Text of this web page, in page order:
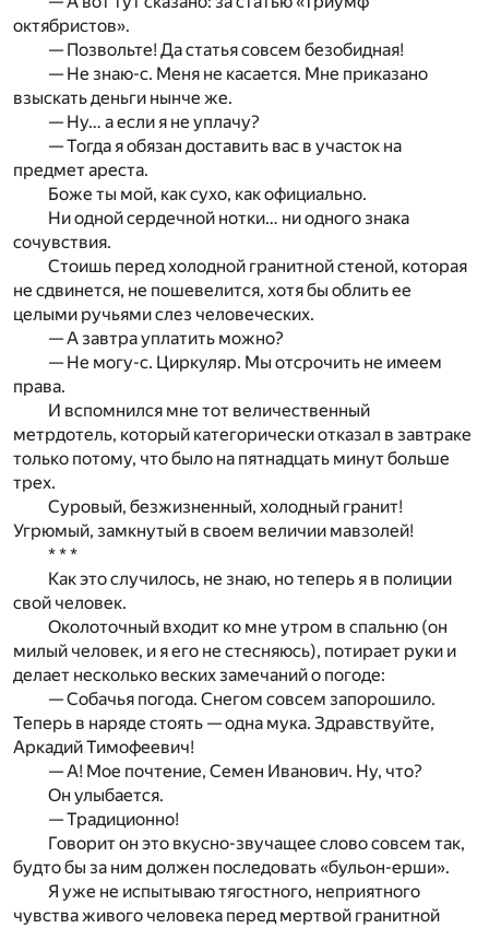
октябристов».
— Позвольте! Да статья совсем безобидная!
— Не знаю-с. Меня не касается. Мне приказано
взыскать деньги нынче же.
— Ну… а если я не уплачу?
— Тогда я обязан доставить вас в участок на
предмет ареста.
Боже ты мой, как сухо, как официально.
Ни одной сердечной нотки… ни одного знака
сочувствия.
Стоишь перед холодной гранитной стеной, которая
не сдвинется, не пошевелится, хотя бы облить ее
целыми ручьями слез человеческих.
— А завтра уплатить можно?
— Не могу-с. Циркуляр. Мы отсрочить не имеем
права.
И вспомнился мне тот величественный
метрдотель, который категорически отказал в завтраке
только потому, что было на пятнадцать минут больше
трех.
Суровый, безжизненный, холодный гранит!
Угрюмый, замкнутый в своем величии мавзолей!
* * *
Как это случилось, не знаю, но теперь я в полиции
свой человек.
Околоточный входит ко мне утром в спальню (он
милый человек, и я его не стесняюсь), потирает руки и
делает несколько веских замечаний о погоде:
— Собачья погода. Снегом совсем запорошило.
Теперь в наряде стоять — одна мука. Здравствуйте,
Аркадий Тимофеевич!
— А! Мое почтение, Семен Иванович. Ну, что?
Он улыбается.
— Традиционно!
Говорит он это вкусно-звучащее слово совсем так,
будто бы за ним должен последовать «бульон-ерши».
Я уже не испытываю тягостного, неприятного
чувства живого человека перед мертвой гранитной